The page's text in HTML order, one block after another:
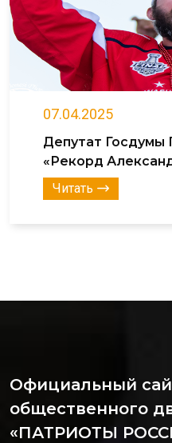
07.04.2025
Депутат Госдумы
«Рекорд
Читать
Официальный
общественного
«ПАТРИОТЫ